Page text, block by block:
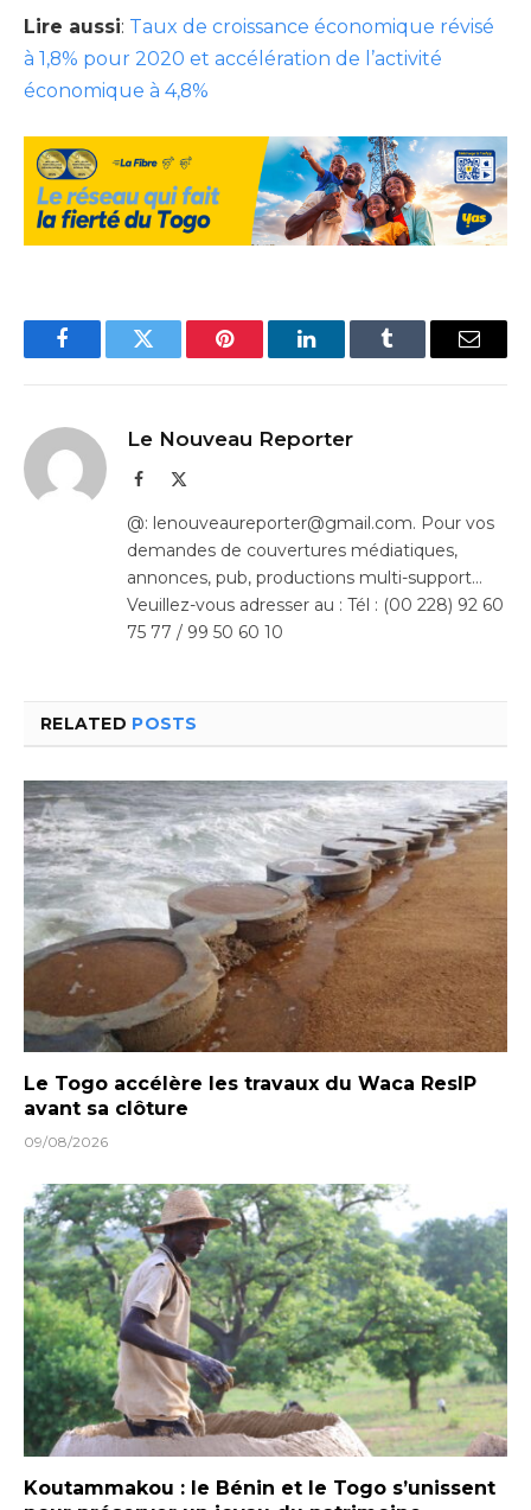
Lire aussi: Taux de croissance économique révisé
à 1,8% pour 2020 et accélération de l’activité
économique à 4,8%
FacebookTwitter Pinterest LinkedInTumblr Email
Le Nouveau Reporter
Facebook
@: lenouveaureporter@gmail.com. Pour vos
demandes de couvertures médiatiques,
annonces, pub, productions multi-support…
Veuillez-vous adresser au : Tél : (00 228) 92 60
75 77 / 99 50 60 10
RELATED POSTS
Le Togo accélère les travaux du Waca ResIP
avant sa clôture
09/08/2026
Koutammakou : le Bénin et le Togo s’unissent